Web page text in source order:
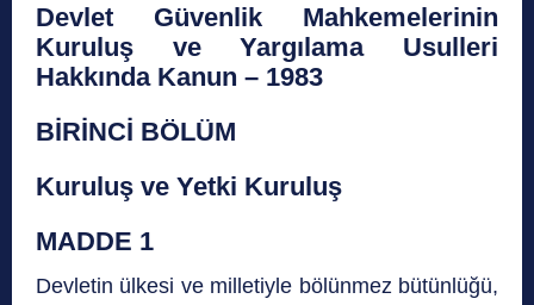
Devlet Güvenlik Mahkemelerinin
Kuruluş ve Yargılama Usulleri
Hakkında Kanun – 1983
BİRİNCİ BÖLÜM
Kuruluş ve Yetki Kuruluş
MADDE 1
Devletin ülkesi ve milletiyle bölünmez bütünlüğü,